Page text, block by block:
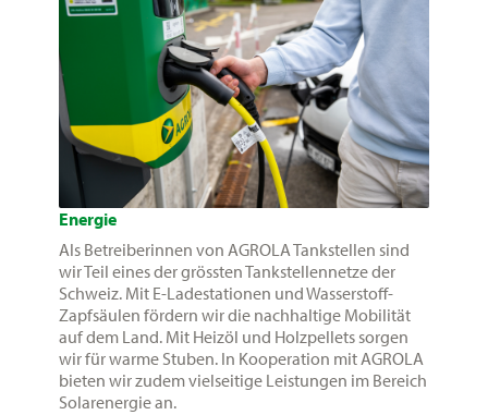
Energie
Als Betreiberinnen von AGROLA Tankstellen sind
wir Teil eines der grössten Tankstellennetze der
Schweiz. Mit E-Ladestationen und Wasserstoff-
Zapfsäulen fördern wir die nachhaltige Mobilität
auf dem Land. Mit Heizöl und Holzpellets sorgen
wir für warme Stuben. In Kooperation mit AGROLA
bieten wir zudem vielseitige Leistungen im Bereich
Solarenergie an.